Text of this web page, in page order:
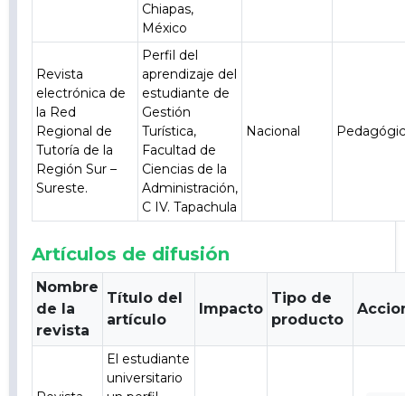
Chiapas,
México
Revista
electrónica de
la Red
Regional de
Tutoría de la
Región Sur –
Sureste.
Perfil del
aprendizaje del
estudiante de
Gestión
Turística,
Facultad de
Ciencias de la
Administración,
C IV. Tapachula
Nacional
Artículos de difusión
Nombre
de la
revista
Título del
artículo
Impacto
Tipo de
producto
El estudiante
universitario